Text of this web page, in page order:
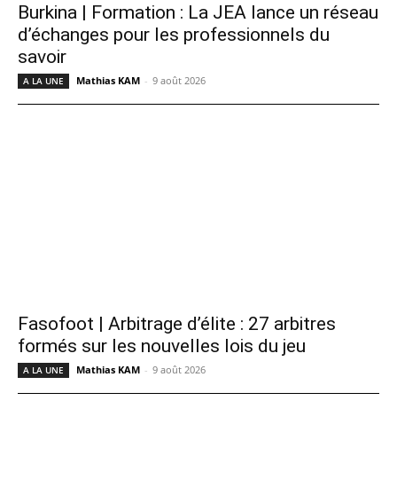
Burkina | Formation : La JEA lance un réseau
d’échanges pour les professionnels du
savoir
A LA UNE Mathias KAM - 9 août 2026
Fasofoot | Arbitrage d’élite : 27 arbitres
formés sur les nouvelles lois du jeu
A LA UNE Mathias KAM - 9 août 2026